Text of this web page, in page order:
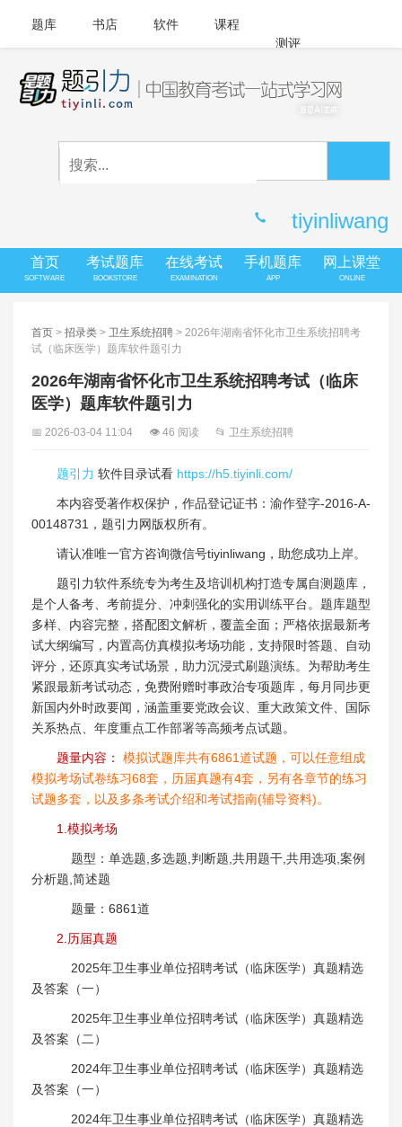
题库 书店 软件
课程
测评
APP下载
tiyinliwang
首页
SOFTWARE
考试题库
BOOKSTORE
在线考试
EXAMINATION
手机题库
APP
网上课堂
ONLINE
首页 > 招录类 > 卫生系统招聘 > 2026年湖南省怀化市卫生系统招聘考
试（临床医学）题库软件题引力
2026年湖南省怀化市卫生系统招聘考试（临床
医学）题库软件题引力
📅 2026-03-04 11:04 👁 46 阅读 📂 卫生系统招聘
题引力 软件目录试看 https://h5.tiyinli.com/
本内容受著作权保护，作品登记证书：渝作登字-2016-A-
00148731，题引力网版权所有。
请认准唯一官方咨询微信号tiyinliwang，助您成功上岸。
题引力软件系统专为考生及培训机构打造专属自测题库，
是个人备考、考前提分、冲刺强化的实用训练平台。题库题型
多样、内容完整，搭配图文解析，覆盖全面；严格依据最新考
试大纲编写，内置高仿真模拟考场功能，支持限时答题、自动
评分，还原真实考试场景，助力沉浸式刷题演练。为帮助考生
紧跟最新考试动态，免费附赠时事政治专项题库，每月同步更
新国内外时政要闻，涵盖重要党政会议、重大政策文件、国际
关系热点、年度重点工作部署等高频考点试题。
题量内容： 模拟试题库共有6861道试题，可以任意组成
模拟考场试卷练习68套，历届真题有4套，另有各章节的练习
试题多套，以及多条考试介绍和考试指南(辅导资料)。
1.模拟考场
题型：单选题,多选题,判断题,共用题干,共用选项,案例
分析题,简述题
题量：6861道
2.历届真题
2025年卫生事业单位招聘考试（临床医学）真题精选
及答案（一）
2025年卫生事业单位招聘考试（临床医学）真题精选
及答案（二）
2024年卫生事业单位招聘考试（临床医学）真题精选
及答案（一）
2024年卫生事业单位招聘考试（临床医学）真题精选